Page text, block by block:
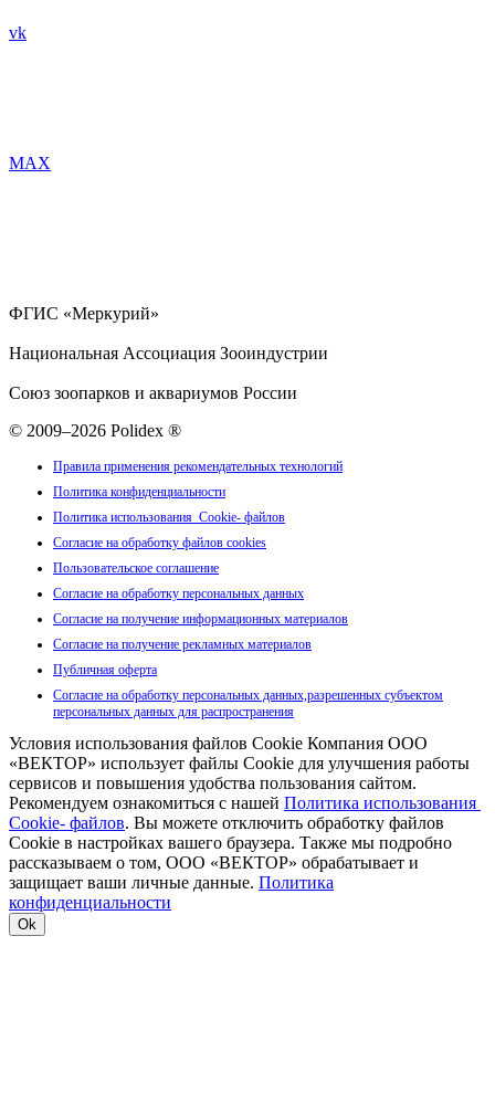
vk
MAX
ФГИС «Меркурий»
Национальная Ассоциация Зооиндустрии
Союз зоопарков и аквариумов России
© 2009–2026 Polidex ®
Правила применения рекомендательных технологий
Политика конфиденциальности
Политика использования Cookie- файлов
Согласие на обработку файлов cookies
Пользовательское соглашение
Согласие на обработку персональных данных
Согласие на получение информационных материалов
Согласие на получение рекламных материалов
Публичная оферта
Согласие на обработку персональных данных,разрешенных субъектом
персональных данных для распространения
Условия использования файлов Cookie Компания ООО
«ВЕКТОР» использует файлы Cookie для улучшения работы
сервисов и повышения удобства пользования сайтом.
Рекомендуем ознакомиться с нашей Политика использования
Cookie- файлов. Вы можете отключить обработку файлов
Cookie в настройках вашего браузера. Также мы подробно
рассказываем о том, ООО «ВЕКТОР» обрабатывает и
защищает ваши личные данные. Политика
конфиденциальности
Ok